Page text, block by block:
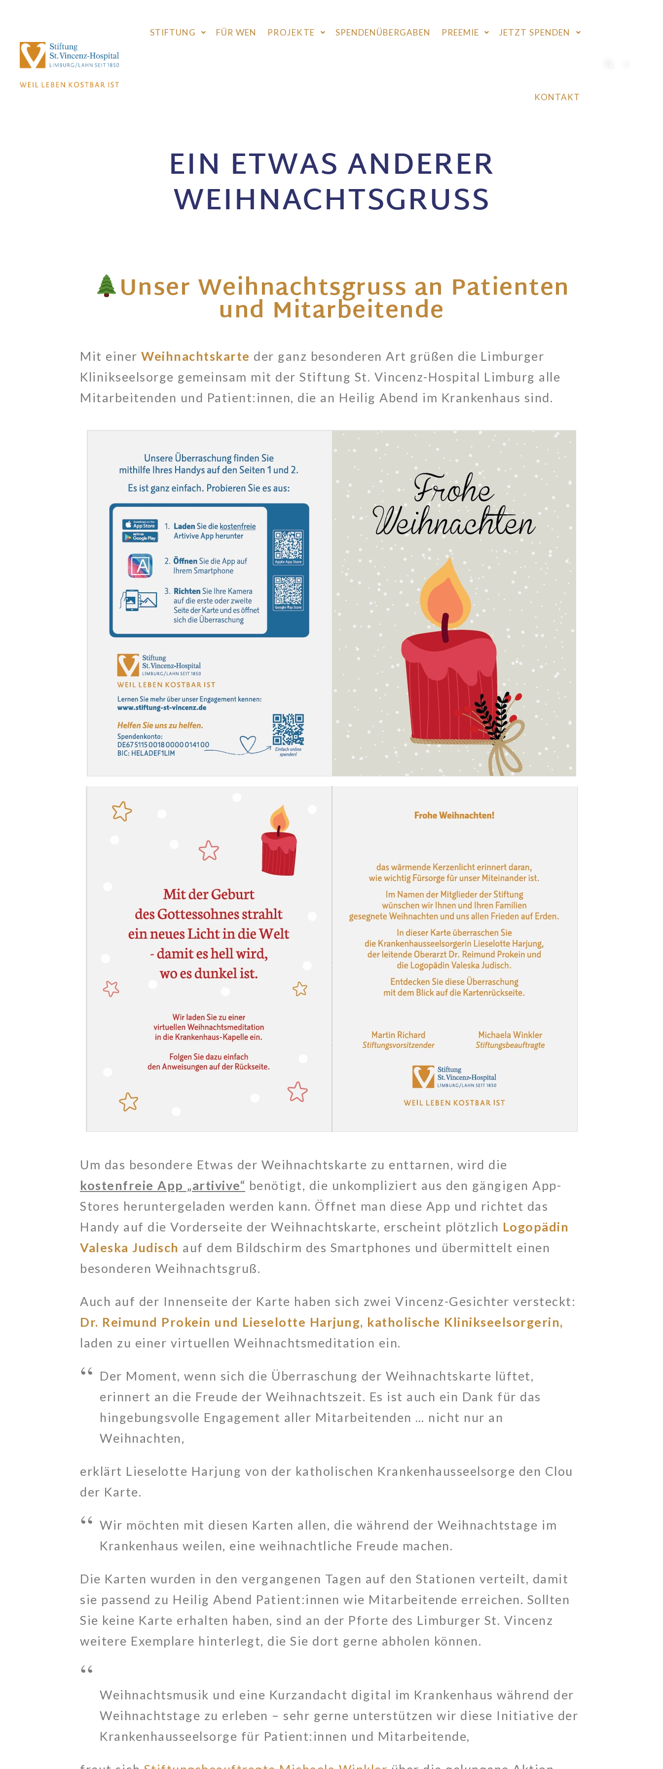
STIFTUNG FÜR WEN PROJEKTE SPENDENÜBERGABEN PREEMIE JETZT SPENDEN
KONTAKT
EIN ETWAS ANDERER
WEIHNACHTSGRUSS
Unser Weihnachtsgruss an Patienten
und Mitarbeitende
Mit einer Weihnachtskarte der ganz besonderen Art grüßen die Limburger
Klinikseelsorge gemeinsam mit der Stiftung St. Vincenz-Hospital Limburg alle
Mitarbeitenden und Patient:innen, die an Heilig Abend im Krankenhaus sind.
Um das besondere Etwas der Weihnachtskarte zu enttarnen, wird die
kostenfreie App „artivive“ benötigt, die unkompliziert aus den gängigen App-
Stores heruntergeladen werden kann. Öffnet man diese App und richtet das
Handy auf die Vorderseite der Weihnachtskarte, erscheint plötzlich Logopädin
Valeska Judisch auf dem Bildschirm des Smartphones und übermittelt einen
besonderen Weihnachtsgruß.
Auch auf der Innenseite der Karte haben sich zwei Vincenz-Gesichter versteckt:
Dr. Reimund Prokein und Lieselotte Harjung, katholische Klinikseelsorgerin,
laden zu einer virtuellen Weihnachtsmeditation ein.
Der Moment, wenn sich die Überraschung der Weihnachtskarte lüftet,
erinnert an die Freude der Weihnachtszeit. Es ist auch ein Dank für das
hingebungsvolle Engagement aller Mitarbeitenden … nicht nur an
Weihnachten,
erklärt Lieselotte Harjung von der katholischen Krankenhausseelsorge den Clou
der Karte.
Wir möchten mit diesen Karten allen, die während der Weihnachtstage im
Krankenhaus weilen, eine weihnachtliche Freude machen.
Die Karten wurden in den vergangenen Tagen auf den Stationen verteilt, damit
sie passend zu Heilig Abend Patient:innen wie Mitarbeitende erreichen. Sollten
Sie keine Karte erhalten haben, sind an der Pforte des Limburger St. Vincenz
weitere Exemplare hinterlegt, die Sie dort gerne abholen können.
Weihnachtsmusik und eine Kurzandacht digital im Krankenhaus während der
Weihnachtstage zu erleben – sehr gerne unterstützen wir diese Initiative der
Krankenhausseelsorge für Patient:innen und Mitarbeitende,